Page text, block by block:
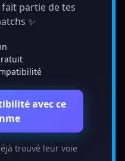
partie de tes
✨
avec ce
trouvé leur voie